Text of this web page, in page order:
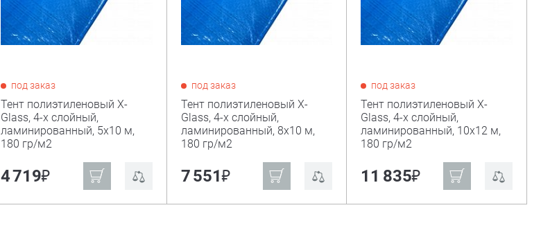
под заказ
Тент полиэтиленовый X-
Glass, 4-х слойный,
ламинированный, 5х10 м,
180 гр/м2
4 719₽
под заказ
Тент полиэтиленовый X-
Glass, 4-х слойный,
ламинированный, 8х10 м,
180 гр/м2
7 551₽
под заказ
Тент полиэтиленовый X-
Glass, 4-х слойный,
ламинированный, 10х12 м,
180 гр/м2
11 835₽